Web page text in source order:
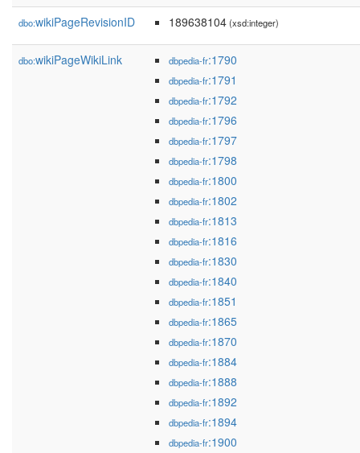
dbo:wikiPageRevisionID 189638104(xsd:integer)
dbo:wikiPageWikiLink dbpedia-fr:1790
dbpedia-fr:1791
dbpedia-fr:1792
dbpedia-fr:1796
dbpedia-fr:1797
dbpedia-fr:1798
dbpedia-fr:1800
dbpedia-fr:1802
dbpedia-fr:1813
dbpedia-fr:1816
dbpedia-fr:1830
dbpedia-fr:1840
dbpedia-fr:1851
dbpedia-fr:1865
dbpedia-fr:1870
dbpedia-fr:1884
dbpedia-fr:1888
dbpedia-fr:1892
dbpedia-fr:1894
dbpedia-fr:1900